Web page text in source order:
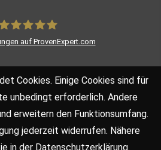
auf ProvenExpert.com
Cookies. Einige Cookies sind für
unbedingt erforderlich. Andere
erweitern den Funktionsumfang.
jederzeit widerrufen. Nähere
in der Datenschutzerklärung.